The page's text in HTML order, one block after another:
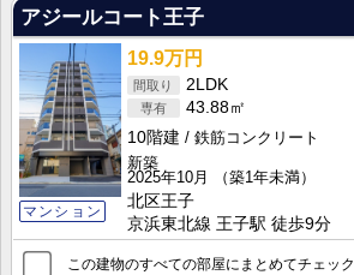
アジールコート王子
マンション
19.9万円
2LDK
43.88㎡
10階建
鉄筋コンクリート
新築
2025年10月
（築1年未満）
北区王子
京浜東北線 王子駅 徒歩9分
この建物のすべての部屋にまとめてチェック